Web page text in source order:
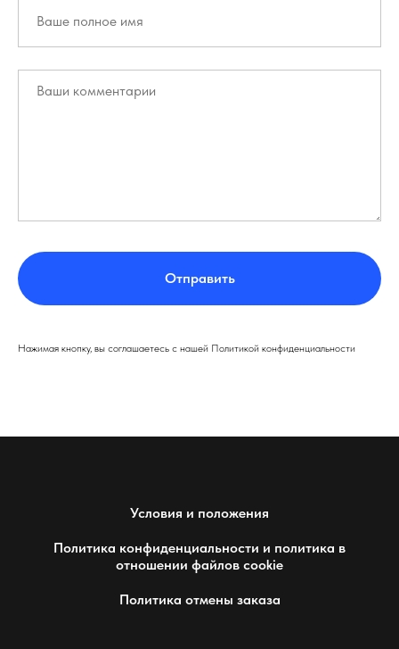
Отправить
Нажимая кнопку, вы соглашаетесь с нашей Политикой конфиденциальности
Условия и положения
Политика конфиденциальности и политика в
отношении файлов cookie
Политика отмены заказа